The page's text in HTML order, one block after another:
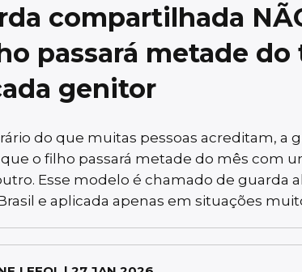
compartilhada
passará metade do
genitor
do que muitas pessoas acreditam, a
o filho passará metade do mês com
Esse modelo é chamado de guarda
e aplicada apenas em situações